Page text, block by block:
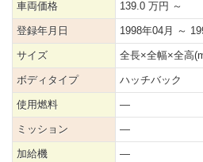
車両価格 139.0 万円 ～
登録年月日 1998年04月 ～
サイズ 全長×全幅×全高
ボディタイプ ハッチバック
使用燃料 ―
ミッション ―
加給機 ―